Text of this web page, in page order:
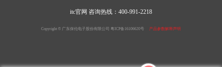
itc官网 咨询热线：400-991-2218
Copyright © 广东保伦电子股份有限公司 粤ICP备16106620号 产品参数解释声明